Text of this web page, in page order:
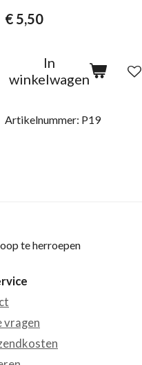
€ 5,50
In
winkelwagen
Artikelnummer: P19
te herroepen
vragen